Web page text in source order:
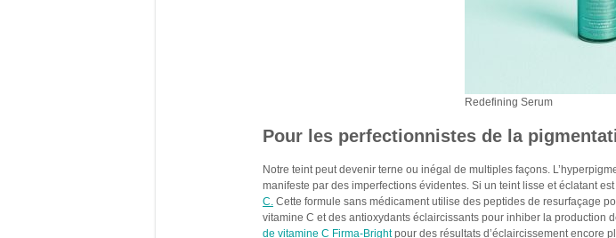
Redefining Serum
Pour les perfectionnistes de la
Notre teint peut devenir terne ou inégal de multiples façons.
manifeste par des imperfections évidentes. Si un teint lisse et éclatant
C. Cette formule sans médicament utilise des peptides de resurfaçage
vitamine C et des antioxydants éclaircissants pour inhiber la production
de vitamine C Firma-Brightpour des résultats d’éclaircissement encore